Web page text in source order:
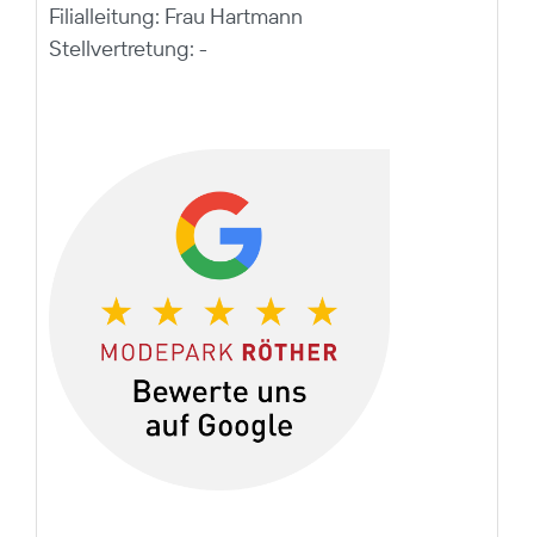
Filialleitung: Frau Hartmann
Stellvertretung: -